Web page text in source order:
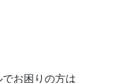
お困りの方は